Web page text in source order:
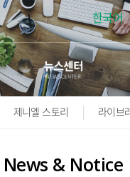
한국어
제니엘 스토리 라이브
News & Notice